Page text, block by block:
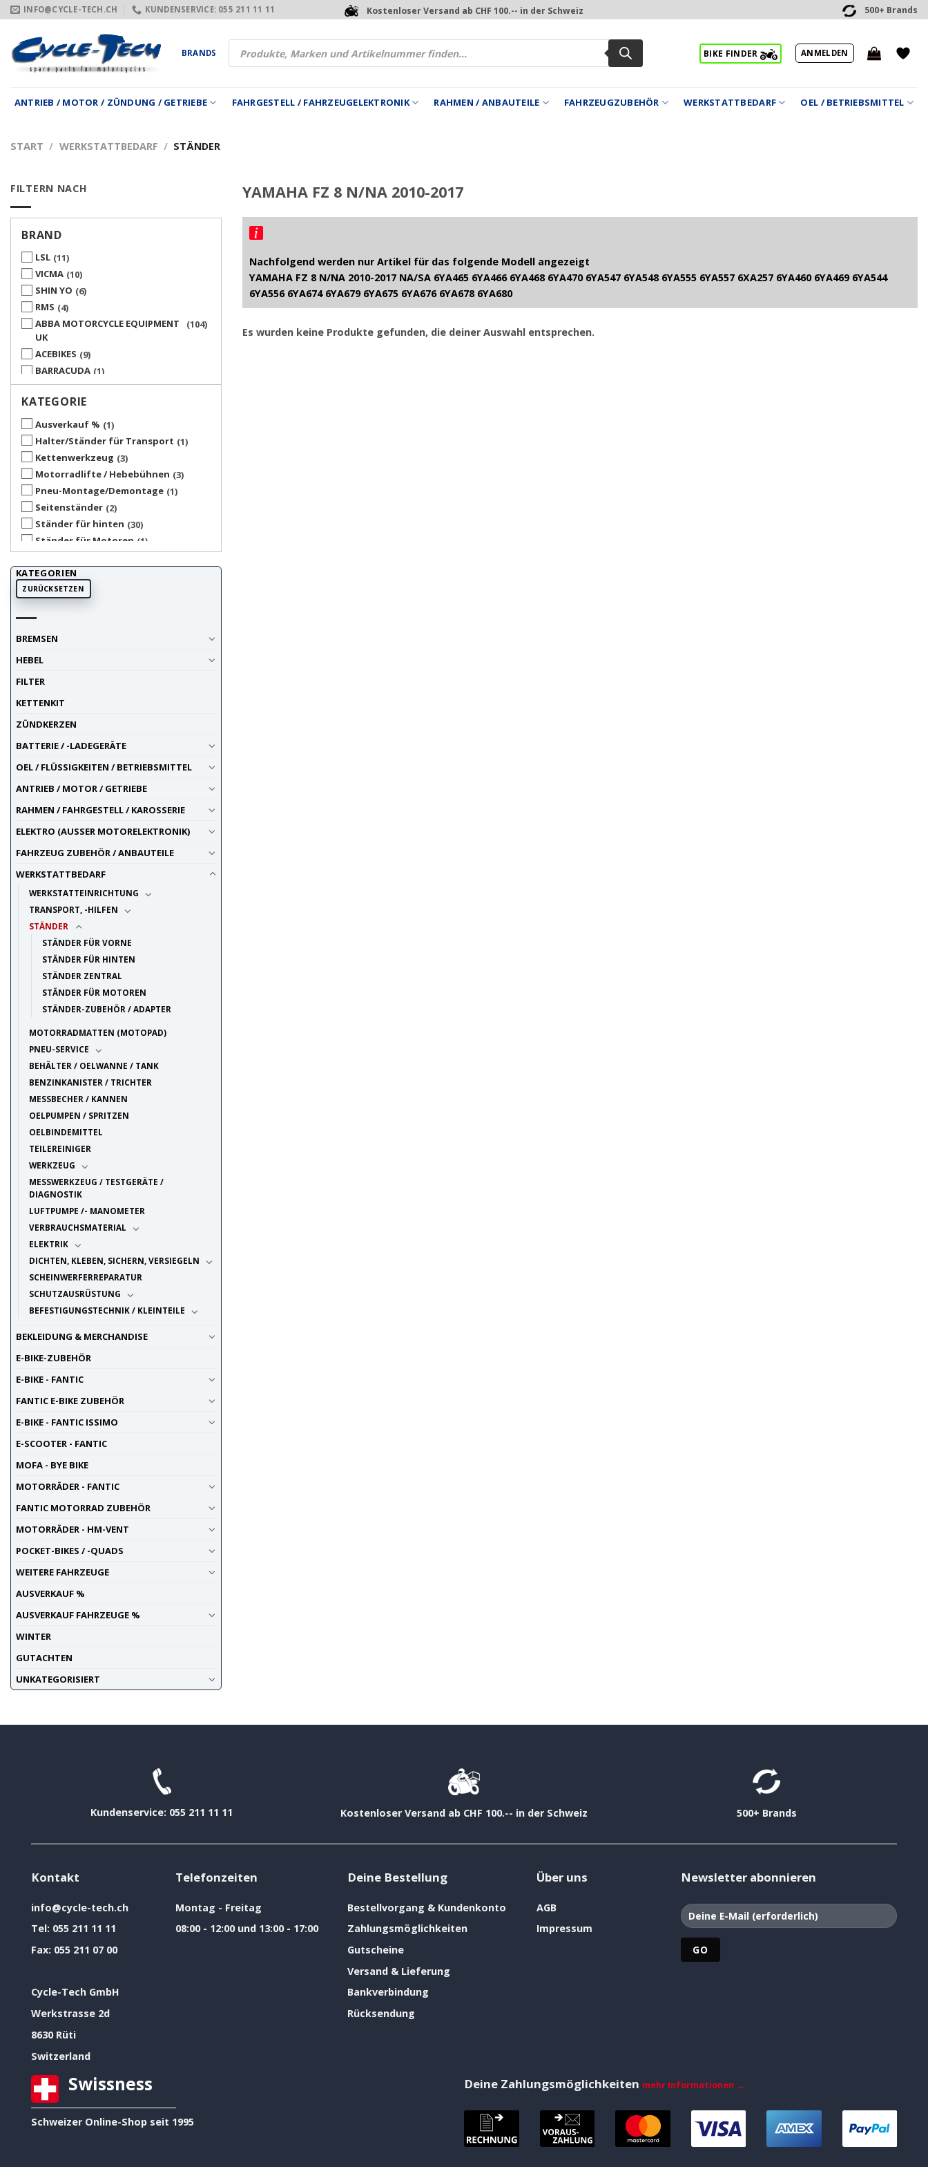
Zum
Inhalt
springen
INFO@CYCLE-TECH.CH KUNDENSERVICE: 055 211 11 11 Kostenloser Versand ab CHF 100.-- in der Schweiz 500+ Brands
BRANDS
Products
search
BIKE FINDER ANMELDEN
ANTRIEB / MOTOR / ZÜNDUNG / GETRIEBE FAHRGESTELL / FAHRZEUGELEKTRONIK RAHMEN / ANBAUTEILE FAHRZEUGZUBEHÖR WERKSTATTBEDARF OEL / BETRIEBSMITTEL
START / WERKSTATTBEDARF / STÄNDER
FILTERN NACH
BRAND
LSL 11
VICMA 10
SHIN YO
6
RMS
4
ABBA MOTORCYCLE EQUIPMENT
UK
104
ACEBIKES
9
BARRACUDA 1
BIKE-LIFT 56
BIKETEK 6
DEMA 4
DRC 3
IGM 1
JMP 3
MOTO-PROFESSIONAL
44
POLISPORT
13
POWERXSPORTS 5
SNAP JACK 1
UP ACCESSORY 12
UP TOOLS 1
UP UNIVERSAL PRODUCTS
WD PERFORMANCE
KATEGORIE
Ausverkauf % 1
Halter/Ständer für Transport 1
Kettenwerkzeug 3
Motorradlifte / Hebebühnen 3
Pneu-Montage/Demontage 1
Seitenständer 2
Ständer für hinten 30
Ständer für Motoren 1
Ständer zentral
Ständer-Zubehör / Adapter
KATEGORIEN
ZURÜCKSETZEN
BREMSEN
HEBEL
FILTER
KETTENKIT
ZÜNDKERZEN
BATTERIE / -LADEGERÄTE
OEL / FLÜSSIGKEITEN / BETRIEBSMITTEL
ANTRIEB / MOTOR / GETRIEBE
RAHMEN / FAHRGESTELL / KAROSSERIE
ELEKTRO (AUSSER MOTORELEKTRONIK)
FAHRZEUG ZUBEHÖR / ANBAUTEILE
WERKSTATTBEDARF
WERKSTATTEINRICHTUNG
TRANSPORT, -HILFEN
STÄNDER
STÄNDER FÜR VORNE
STÄNDER FÜR HINTEN
STÄNDER ZENTRAL
STÄNDER FÜR MOTOREN
STÄNDER-ZUBEHÖR / ADAPTER
MOTORRADMATTEN (MOTOPAD)
PNEU-SERVICE
BEHÄLTER / OELWANNE / TANK
BENZINKANISTER / TRICHTER
MESSBECHER / KANNEN
OELPUMPEN / SPRITZEN
OELBINDEMITTEL
TEILEREINIGER
WERKZEUG
MESSWERKZEUG / TESTGERÄTE /
DIAGNOSTIK
LUFTPUMPE /- MANOMETER
VERBRAUCHSMATERIAL
ELEKTRIK
DICHTEN, KLEBEN, SICHERN, VERSIEGELN
SCHEINWERFERREPARATUR
SCHUTZAUSRÜSTUNG
BEFESTIGUNGSTECHNIK / KLEINTEILE
BEKLEIDUNG & MERCHANDISE
E-BIKE-ZUBEHÖR
E-BIKE - FANTIC
FANTIC E-BIKE ZUBEHÖR
E-BIKE - FANTIC ISSIMO
E-SCOOTER - FANTIC
MOFA - BYE BIKE
MOTORRÄDER - FANTIC
FANTIC MOTORRAD ZUBEHÖR
MOTORRÄDER - HM-VENT
POCKET-BIKES / -QUADS
WEITERE FAHRZEUGE
AUSVERKAUF %
AUSVERKAUF FAHRZEUGE %
WINTER
GUTACHTEN
UNKATEGORISIERT
YAMAHA FZ 8 N/NA 2010-2017
Nachfolgend werden nur Artikel für das folgende Modell angezeigt
YAMAHA FZ 8 N/NA 2010-2017 NA/SA 6YA465 6YA466 6YA468 6YA470 6YA547 6YA548 6YA555 6YA557 6XA257 6YA460 6YA469 6YA544
6YA556 6YA674 6YA679 6YA675 6YA676 6YA678 6YA680
Es wurden keine Produkte gefunden, die deiner Auswahl entsprechen.
Kundenservice: 055 211 11 11 Kostenloser Versand ab CHF 100.-- in der Schweiz 500+ Brands
Kontakt
info@cycle-tech.ch
Tel: 055 211 11 11
Fax: 055 211 07 00
Cycle-Tech GmbH
Werkstrasse 2d
8630 Rüti
Switzerland
Telefonzeiten
Montag - Freitag
08:00 - 12:00 und 13:00 - 17:00
Deine Bestellung
Bestellvorgang & Kundenkonto
Zahlungsmöglichkeiten
Gutscheine
Versand & Lieferung
Bankverbindung
Rücksendung
Über uns
AGB
Impressum
Newsletter abonnieren
Swissness
Schweizer Online-Shop seit 1995
Deine Zahlungsmöglichkeiten mehr Informationen →